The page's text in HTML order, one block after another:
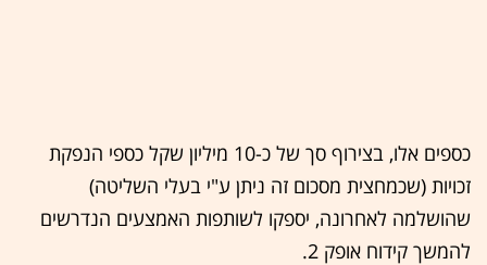
כספים אלו, בצירוף סך של כ-10 מיליון שקל כספי הנפקת
זכויות (שכמחצית מסכום זה ניתן ע"י בעלי השליטה)
שהושלמה לאחרונה, יספקו לשותפות האמצעים הנדרשים
להמשך קידוח אופק 2.